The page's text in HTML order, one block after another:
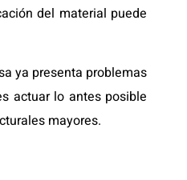
del material puede
ya presenta problemas
actuar lo antes posible
mayores.